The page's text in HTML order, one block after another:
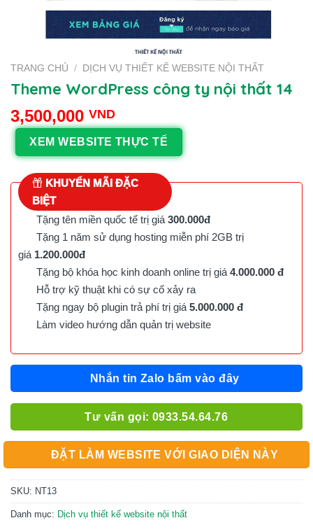
TRANG CHỦ / DỊCH VỤ THIẾT KẾ WEBSITE NỘI THẤT
Theme WordPress công ty nội thất 14
3,500,000 VND
XEM WEBSITE THỰC TẾ
KHUYẾN MÃI ĐẶC
BIỆT
Tặng tên miền quốc tế trị giá 300.000đ
Tặng 1 năm sử dụng hosting miễn phí 2GB trị
giá 1.200.000đ
Tặng bộ khóa học kinh doanh online trị giá 4.000.000 đ
Hỗ trợ kỹ thuật khi có sự cố xảy ra
Tặng ngay bộ plugin trả phí trị giá 5.000.000 đ
Làm video hướng dẫn quản trị website
Nhắn tin Zalo bấm vào đây
Tư vấn gọi: 0933.54.64.76
ĐẶT LÀM WEBSITE VỚI GIAO DIỆN NÀY
SKU: NT13
Danh mục: Dịch vụ thiết kế website nội thất